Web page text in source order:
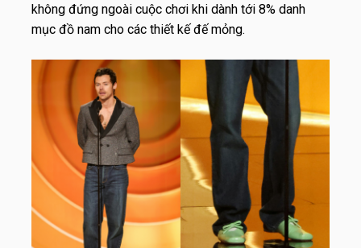
không đứng ngoài cuộc chơi khi dành tới 8% danh
mục đồ nam cho các thiết kế đế mỏng.